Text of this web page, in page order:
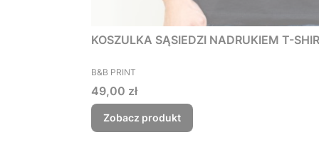
KOSZULKA SĄSIEDZI NADRUKIEM T-
PRODUCENT
B&B PRINT
Cena
49,00 zł
Zobacz produkt